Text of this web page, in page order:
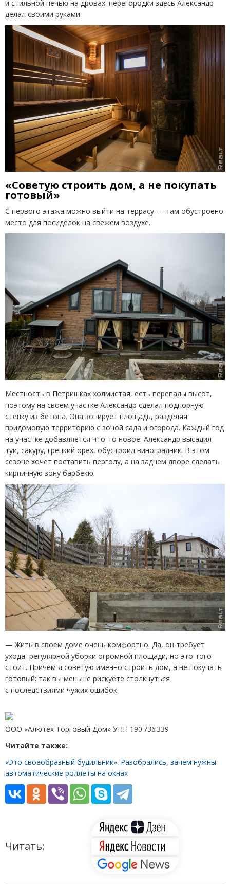
и стильной печью на дровах: перегородки здесь Александр
делал своими руками.
«Советую строить дом, а не покупать
готовый»
С первого этажа можно выйти на террасу — там обустроено
место для посиделок на свежем воздухе.
Местность в Петришках холмистая, есть перепады высот,
поэтому на своем участке Александр сделал подпорную
стенку из бетона. Она зонирует площадь, разделяя
придомовую территорию с зоной сада и огорода. Каждый год
на участке добавляется что-то новое: Александр высадил
туи, сакуру, грецкий орех, обустроил виноградник. В этом
сезоне хочет поставить перголу, а на заднем дворе сделать
кирпичную зону барбекю.
— Жить в своем доме очень комфортно. Да, он требует
ухода, регулярной уборки огромной площади, но это того
стоит. Причем я советую именно строить дом, а не покупать
готовый: так вы меньше рискуете столкнуться
с последствиями чужих ошибок.
ООО «Алютех Торговый Дом» УНП 190 736 339
Читайте также:
«Это своеобразный будильник». Разобрались, зачем нужны
автоматические роллеты на окнах
Читать: